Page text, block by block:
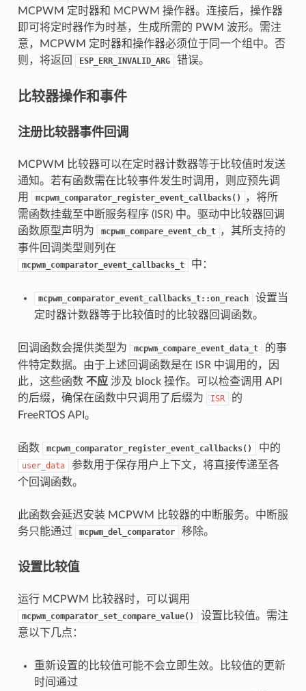
MCPWM 定时器和 MCPWM 操作器。连接后，操作器
即可将定时器作为时基，生成所需的 PWM 波形。需注
意，MCPWM 定时器和操作器必须位于同一个组中。否
则，将返回
ESP_ERR_INVALID_ARG 错误。
比较器操作和事件
注册比较器事件回调
MCPWM 比较器可以在定时器计数器等于比较值时发送
通知。若有函数需在比较事件发生时调用，则应预先调
用
mcpwm_comparator_register_event_callbacks()
，将所
需函数挂载至中断服务程序 (ISR) 中。驱动中比较器回调
函数原型声明为
mcpwm_compare_event_cb_t ，其所支持的
事件回调类型则列在
mcpwm_comparator_event_callbacks_t 中：
mcpwm_comparator_event_callbacks_t::on_reach
设置当
定时器计数器等于比较值时的比较器回调函数。
回调函数会提供类型为 mcpwm_compare_event_data_t
的事
件特定数据。由于上述回调函数是在 ISR 中调用的，因
此，这些函数 不应 涉及 block 操作。可以检查调用 API
的后缀，确保在函数中只调用了后缀为
ISR
的
FreeRTOS API。
函数 mcpwm_comparator_register_event_callbacks() 中的
user_data
参数用于保存用户上下文，将直接传递至各
个回调函数。
此函数会延迟安装 MCPWM 比较器的中断服务。中断服
务只能通过
mcpwm_del_comparator 移除。
设置比较值
运行 MCPWM 比较器时，可以调用
mcpwm_comparator_set_compare_value()
设置比较值。需注
意以下几点：
重新设置的比较值可能不会立即生效。比较值的更新
时间通过